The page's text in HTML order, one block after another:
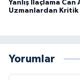
Yanlış İlaçlama
Uzmanlardan Kritik
Yorumlar